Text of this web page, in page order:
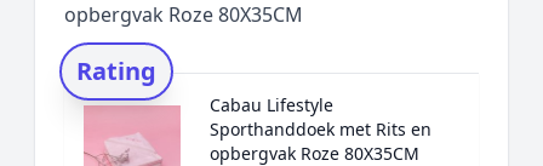
opbergvak Roze 80X35CM
Rating
Cabau Lifestyle
Sporthanddoek met Rits en
opbergvak Roze 80X35CM